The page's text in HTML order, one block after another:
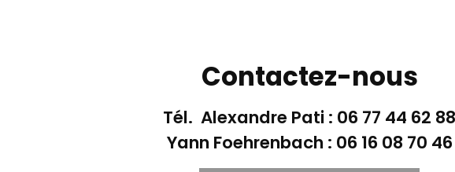
Contactez-nous
Tél. Alexandre Pati : 06 77 44 62 88
Yann Foehrenbach : 06 16 08 70 46